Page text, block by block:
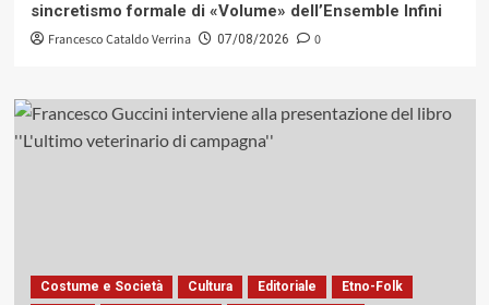
sincretismo formale di «Volume» dell’Ensemble Infini
Francesco Cataldo Verrina 07/08/2026 0
Costume e Società Cultura Editoriale
Etno-Folk